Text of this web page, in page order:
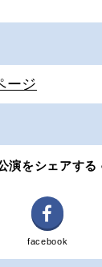
ージ
演をシェアする
facebook